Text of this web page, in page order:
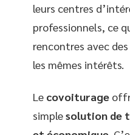
leurs centres
professionnels, ce
rencontres avec
les mêmes intérêts.
Le covoiturage
simplesolution de